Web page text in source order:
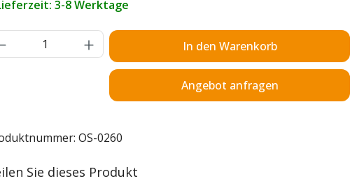
3-8 Werktage
Anzahl: Gib den gewünschten Wert
In den Warenkorb
Angebot anfragen
OS-0260
Sie dieses Produkt